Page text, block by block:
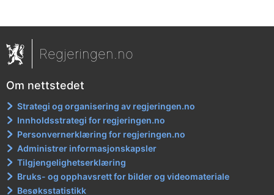
Regjeringen.no
Om nettstedet
Strategi og organisering av regjeringen.no
Innholdsstrategi for regjeringen.no
Personvernerklæring for regjeringen.no
Administrer informasjonskapsler
Tilgjengelighetserklæring
Bruks- og opphavsrett for bilder og videomateriale
Besøksstatistikk